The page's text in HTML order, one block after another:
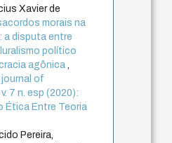
Xavier de
morais na
a disputa entre
político
agônica,
of
7 n. esp (2020):
Ética Entre Teoria
Pereira,